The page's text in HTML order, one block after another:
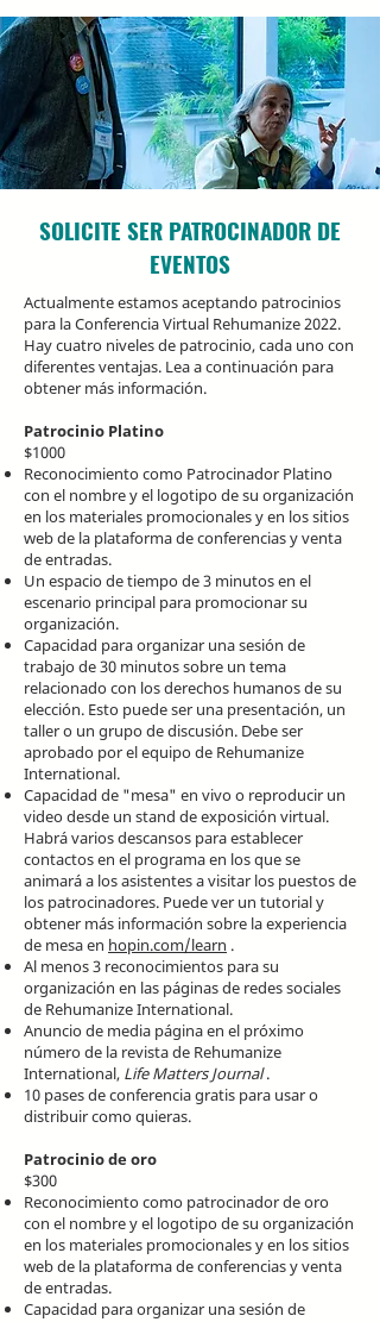
SOLICITE SER PATROCINADOR DE
EVENTOS
Actualmente estamos aceptando patrocinios
para la Conferencia Virtual Rehumanize 2022.
Hay cuatro niveles de patrocinio, cada uno con
diferentes ventajas. Lea a continuación para
obtener más información.
Patrocinio Platino
$1000
Reconocimiento como Patrocinador Platino
con el nombre y el logotipo de su organización
en los materiales promocionales y en los sitios
web de la plataforma de conferencias y venta
de entradas.
Un espacio de tiempo de 3 minutos en el
escenario principal para promocionar su
organización.
Capacidad para organizar una sesión de
trabajo de 30 minutos sobre un tema
relacionado con los derechos humanos de su
elección. Esto puede ser una presentación, un
taller o un grupo de discusión. Debe ser
aprobado por el equipo de Rehumanize
International.
Capacidad de "mesa" en vivo o reproducir un
video desde un stand de exposición virtual.
Habrá varios descansos para establecer
contactos en el programa en los que se
animará a los asistentes a visitar los puestos de
los patrocinadores. Puede ver un tutorial y
obtener más información sobre la experiencia
de mesa en hopin.com/learn .
Al menos 3 reconocimientos para su
organización en las páginas de redes sociales
de Rehumanize International.
Anuncio de media página en el próximo
número de la revista de Rehumanize
International, Life Matters Journal.
10 pases de conferencia gratis para usar o
distribuir como quieras.
Patrocinio de oro
$300
Reconocimiento como patrocinador de oro
con el nombre y el logotipo de su organización
en los materiales promocionales y en los sitios
web de la plataforma de conferencias y venta
de entradas.
Capacidad para organizar una sesión de